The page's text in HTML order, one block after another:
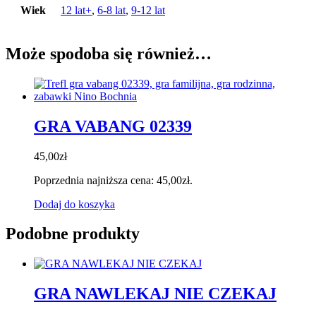
Wiek 12 lat+, 6-8 lat, 9-12 lat
Może spodoba się również…
GRA VABANG 02339
45,00zł
Poprzednia najniższa cena: 45,00zł.
Dodaj do koszyka
Podobne produkty
GRA NAWLEKAJ NIE CZEKAJ